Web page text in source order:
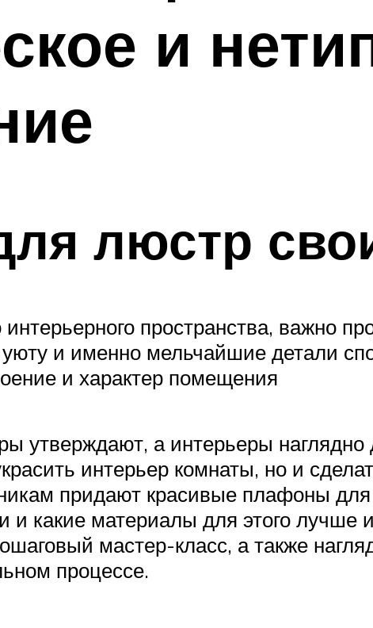
и
люстр
пространства, важно
и именно мельчайшие детали
и характер помещения
утверждают, а интерьеры
интерьер комнаты, но и
придают красивые плафоны
и какие материалы для этого лучше
мастер-класс, а также
процессе.